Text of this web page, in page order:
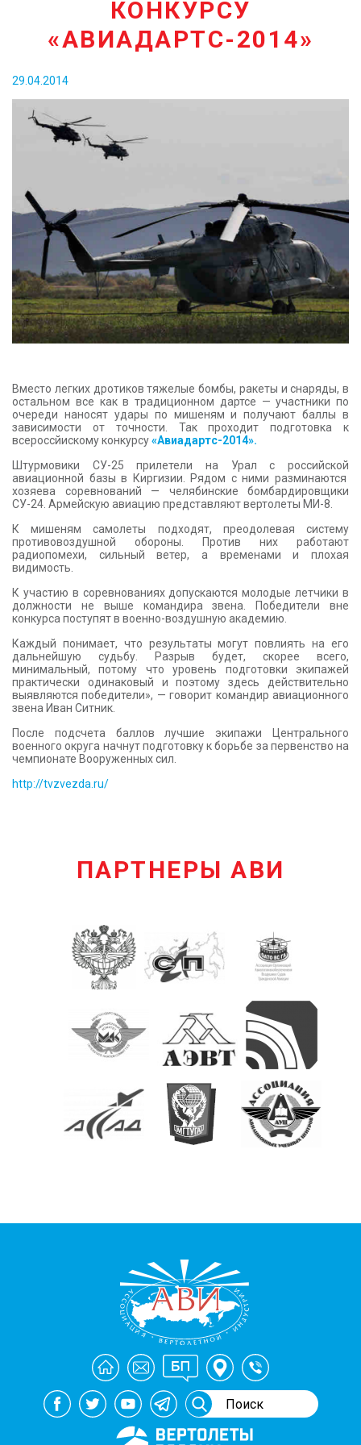
КОНКУРСУ
«АВИАДАРТС-2014»
29.04.2014
Вместо легких дротиков тяжелые бомбы, ракеты и снаряды, в
остальном все как в традиционном дартсе — участники по
очереди наносят удары по мишеням и получают баллы в
зависимости от точности. Так проходит подготовка к
всероссйискому конкурсу«Авиадартс-2014».
Штурмовики СУ-25 прилетели на Урал с российской
авиационной базы в Киргизии. Рядом с ними разминаются
хозяева соревнований — челябинские бомбардировщики
СУ-24. Армейскую авиацию представляют вертолеты МИ-8.
К мишеням самолеты подходят, преодолевая систему
противовоздушной обороны. Против них работают
радиопомехи, сильный ветер, а временами и плохая
видимость.
К участию в соревнованиях допускаются молодые летчики в
должности не выше командира звена. Победители вне
конкурса поступят в военно-воздушную академию.
Каждый понимает, что результаты могут повлиять на его
дальнейшую судьбу. Разрыв будет, скорее всего,
минимальный, потому что уровень подготовки экипажей
практически одинаковый и поэтому здесь действительно
выявляются победители», — говорит командир авиационного
звена Иван Ситник.
После подсчета баллов лучшие экипажи Центрального
военного округа начнут подготовку к борьбе за первенство на
чемпионате Вооруженных сил.
http://tvzvezda.ru/
ПАРТНЕРЫ АВИ